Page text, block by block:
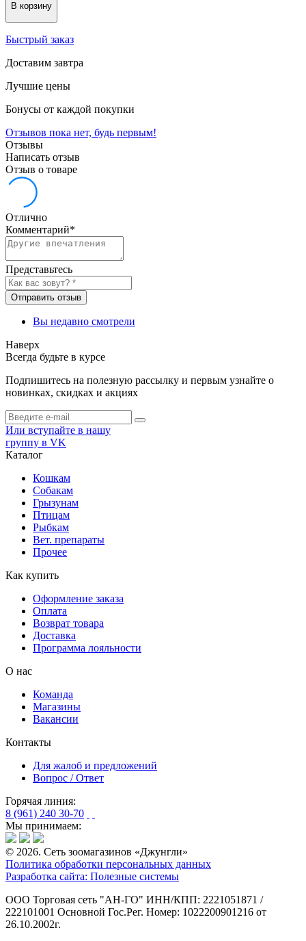
В корзину
Быстрый заказ
Доставим завтра
Лучшие цены
Бонусы от каждой покупки
Отзывов пока нет, будь первым!
Отзывы
Написать отзыв
Отзыв о товаре
Отлично
Комментарий*
Представьтесь
Отправить отзыв
Вы недавно смотрели
Наверх
Всегда будьте в курсе
Подпишитесь на полезную рассылку и первым узнайте о
новинках, скидках и акциях
Или вступайте в нашу
группу в VK
Каталог
Кошкам
Собакам
Грызунам
Птицам
Рыбкам
Вет. препараты
Прочее
Как купить
Оформление заказа
Оплата
Возврат товара
Доставка
Программа лояльности
О нас
Команда
Магазины
Вакансии
Контакты
Для жалоб и предложений
Вопрос / Ответ
Горячая линия:
8 (961) 240 30-70
Мы принимаем:
© 2026. Сеть зоомагазинов «Джунгли»
Политика обработки персональных данных
Разработка сайта: Полезные системы
ООО Торговая сеть "АН-ГО" ИНН/КПП: 2221051871 /
222101001 Основной Гос.Рег. Номер: 1022200901216 от
26.10.2002г.